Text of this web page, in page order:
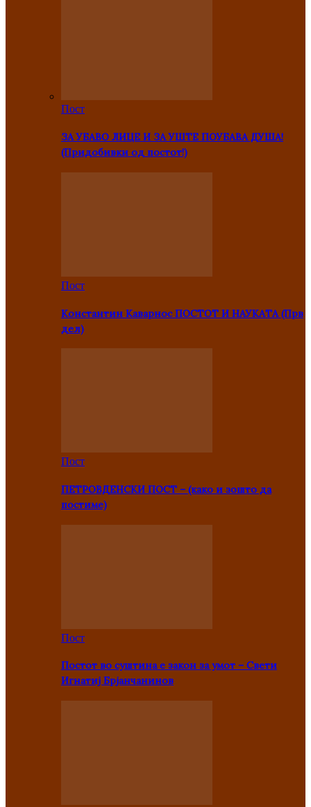
Пост
ЗА УБАВО ЛИЦЕ И ЗА УШТЕ ПОУБАВА ДУША!
(Придобивки од постот!)
Пост
Константин Каварнос ПОСТОТ И НАУКАТА (Прв
дел)
Пост
ПЕТРОВДЕНСКИ ПОСТ – (како и зошто да
постиме)
Пост
Постот во суштина е закон за умот – Свети
Игнатиј Брјанчанинов